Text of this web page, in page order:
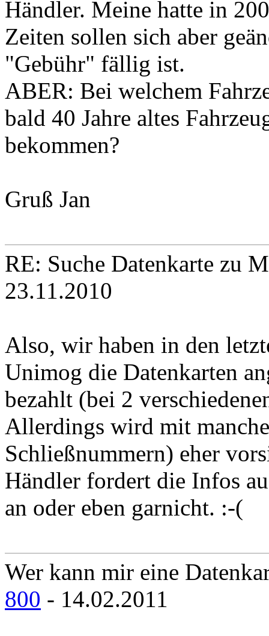
Händler. Meine hatte in
Zeiten sollen sich aber
"Gebühr" fällig ist.
ABER: Bei welchem
bald 40 Jahre altes
bekommen?
Gruß Jan
RE: Suche Datenkarte zu
23.11.2010
Also, wir haben in den
Unimog die Datenkarten
bezahlt (bei 2
Allerdings wird mit
Schließnummern) eher
Händler fordert die Infos
an oder eben garnicht. :-(
Wer kann mir eine
800 - 14.02.2011